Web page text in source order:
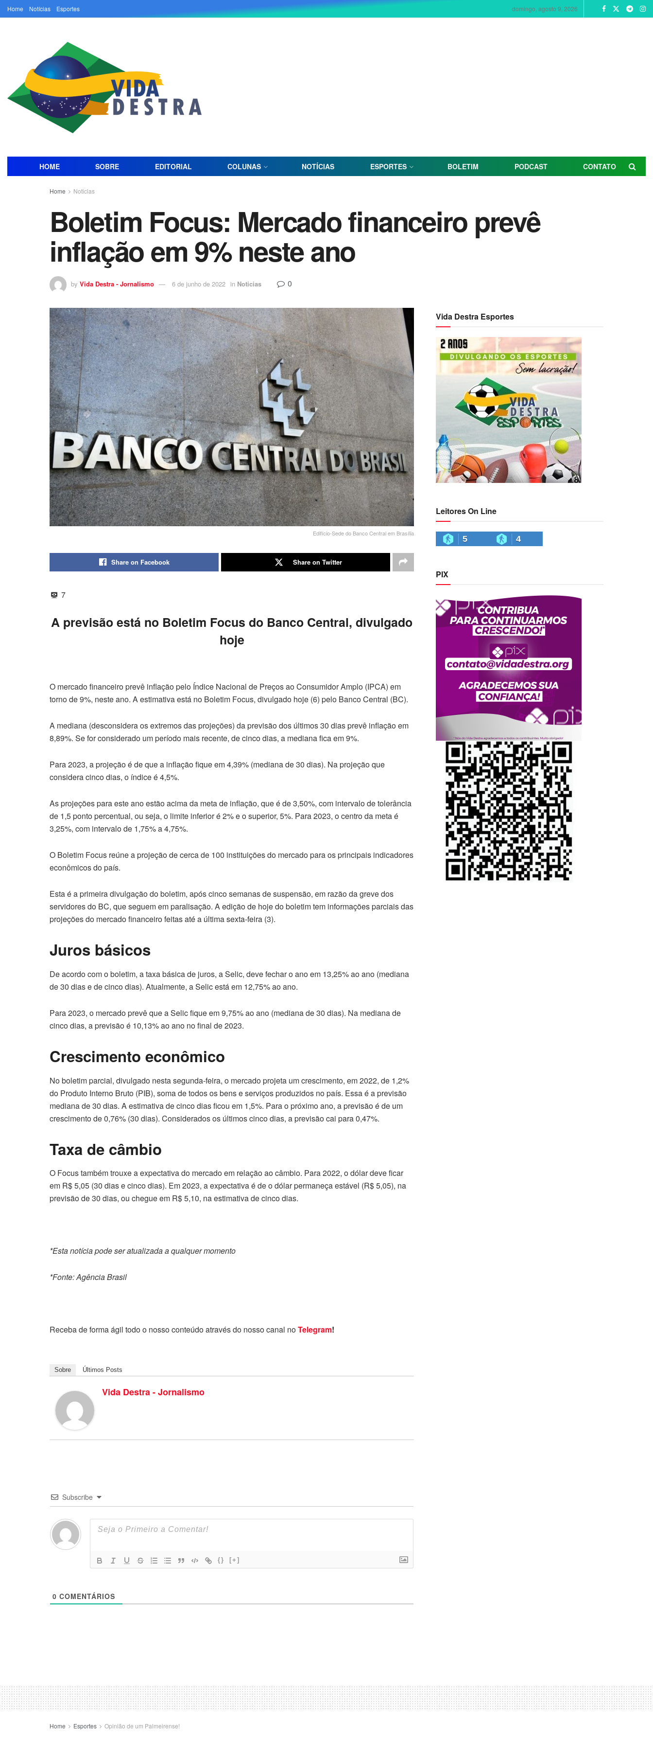
Home Notícias Esportes domingo, agosto 9, 2026
HOME SOBRE EDITORIAL COLUNAS NOTÍCIAS ESPORTES BOLETIM PODCAST CONTATO
Home Noticias
Boletim Focus: Mercado financeiro prevê
inflação em 9% neste ano
by Vida Destra - Jornalismo 6 de junho de 2022 in Noticias 0
Edifício-Sede do Banco Central em Brasília
Share on Facebook Share on Twitter
7
A previsão está no Boletim Focus do Banco Central, divulgado
hoje
O mercado financeiro prevê inflação pelo Índice Nacional de Preços ao Consumidor Amplo (IPCA) em
torno de 9%, neste ano. A estimativa está no Boletim Focus, divulgado hoje (6) pelo Banco Central (BC).
A mediana (desconsidera os extremos das projeções) da previsão dos últimos 30 dias prevê inflação em
8,89%. Se for considerado um período mais recente, de cinco dias, a mediana fica em 9%.
Para 2023, a projeção é de que a inflação fique em 4,39% (mediana de 30 dias). Na projeção que
considera cinco dias, o índice é 4,5%.
As projeções para este ano estão acima da meta de inflação, que é de 3,50%, com intervalo de tolerância
de 1,5 ponto percentual, ou seja, o limite inferior é 2% e o superior, 5%. Para 2023, o centro da meta é
3,25%, com intervalo de 1,75% a 4,75%.
O Boletim Focus reúne a projeção de cerca de 100 instituições do mercado para os principais indicadores
econômicos do país.
Esta é a primeira divulgação do boletim, após cinco semanas de suspensão, em razão da greve dos
servidores do BC, que seguem em paralisação. A edição de hoje do boletim tem informações parciais das
projeções do mercado financeiro feitas até a última sexta-feira (3).
Juros básicos
De acordo com o boletim, a taxa básica de juros, a Selic, deve fechar o ano em 13,25% ao ano (mediana
de 30 dias e de cinco dias). Atualmente, a Selic está em 12,75% ao ano.
Para 2023, o mercado prevê que a Selic fique em 9,75% ao ano (mediana de 30 dias). Na mediana de
cinco dias, a previsão é 10,13% ao ano no final de 2023.
Crescimento econômico
No boletim parcial, divulgado nesta segunda-feira, o mercado projeta um crescimento, em 2022, de 1,2%
do Produto Interno Bruto (PIB), soma de todos os bens e serviços produzidos no país. Essa é a previsão
mediana de 30 dias. A estimativa de cinco dias ficou em 1,5%. Para o próximo ano, a previsão é de um
crescimento de 0,76% (30 dias). Considerados os últimos cinco dias, a previsão cai para 0,47%.
Taxa de câmbio
O Focus também trouxe a expectativa do mercado em relação ao câmbio. Para 2022, o dólar deve ficar
em R$ 5,05 (30 dias e cinco dias). Em 2023, a expectativa é de o dólar permaneça estável (R$ 5,05), na
previsão de 30 dias, ou chegue em R$ 5,10, na estimativa de cinco dias.
*Esta notícia pode ser atualizada a qualquer momento
*Fonte: Agência Brasil
Receba de forma ágil todo o nosso conteúdo através do nosso canal noTelegram!
Sobre Últimos Posts
Vida Destra - Jornalismo
Subscribe
{} [+]
0 COMENTÁRIOS
Vida Destra Esportes
Leitores On Line
5 4
PIX
Home Esportes Opinião de um Palmeirense!